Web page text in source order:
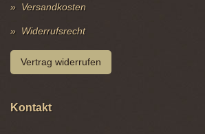
Versandkosten
Widerrufsrecht
Vertrag widerrufen
Kontakt